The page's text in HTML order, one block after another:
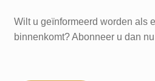
Wilt u geïnformeerd worden als
binnenkomt? Abonneer u dan